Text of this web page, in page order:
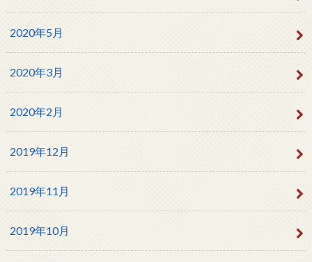
2020年5月
2020年3月
2020年2月
2019年12月
2019年11月
2019年10月